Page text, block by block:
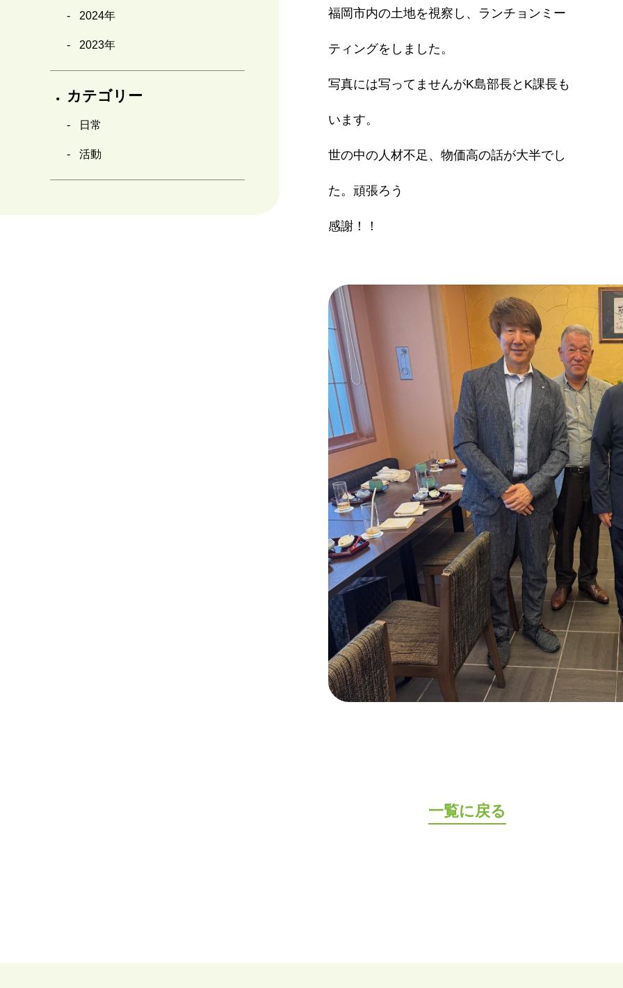
2024年
2023年
カテゴリー
日常
活動
福岡市内の土地を視察し、ランチョンミー
ティングをしました。
写真には写ってませんがK島部長とK課長も
います。
世の中の人材不足、物価高の話が大半でし
た。頑張ろう
感謝！！
一覧に戻る